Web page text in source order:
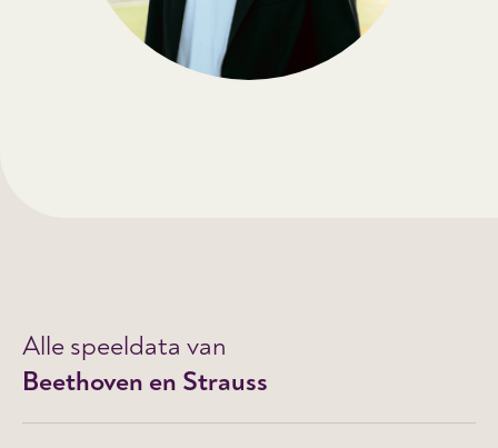
Alle speeldata van
Beethoven en Strauss